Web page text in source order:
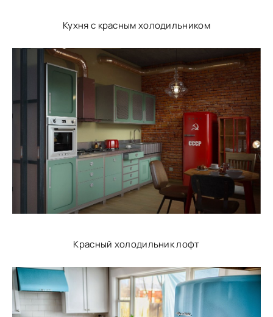
Кухня с красным холодильником
Красный холодильник лофт